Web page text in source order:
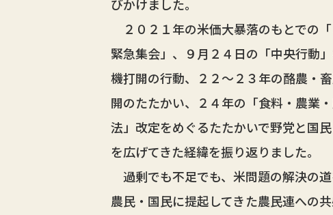
びかけました。
２０２１年の米価大暴落のもとでの「
緊急集会」、９月２４日の「中央行動
機打開の行動、２２～２３年の酪農・
開のたたかい、２４年の「食料・農業
法」改定をめぐるたたかいで野党と国
を広げてきた経緯を振り返りました。
過剰でも不足でも、米問題の解決の
農民・国民に提起してきた農民連への